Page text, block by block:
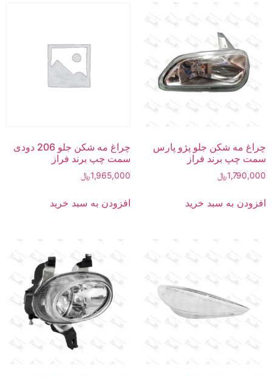
چراغ مه شکن جلو پژو پارس
سمت چپ برند فراز
1,790,000﷼
افزودن به سبد خرید
چراغ مه شکن جلو 206 دودی
سمت چپ برند فراز
1,965,000﷼
افزودن به سبد خرید